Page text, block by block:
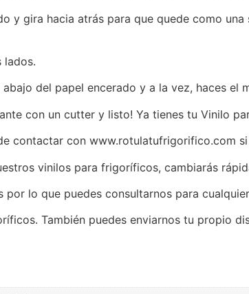
y gira hacia atrás para que quede como
lados.
del papel encerado y a la vez, haces el
con un cutter y listo! Ya tienes tu Vinilo
contactar con www.rotulatufrigorifico.com
vinilos para frigoríficos, cambiarás
lo que puedes consultarnos para
También puedes enviarnos tu propio